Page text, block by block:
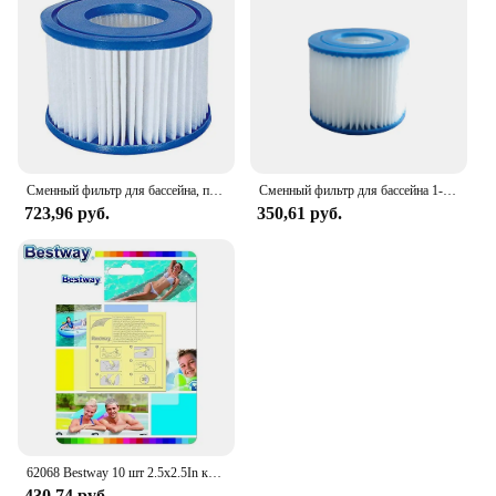
smallest particles, providing crystal-clear water that
is safe for swimming. With the necessary
components included in the set, installation is
straightforward, allowing you to enjoy your pool
without delay.
Сменный фильтр для бассейна, подходит для фильтров Bestway Flowclear размера VI Lay-Z-Spa - Miami Vegas
723,96 руб.
Сменный фильтр для бассейна 1-10 типа VI, мягкие резиновые наконечники, спа-фильтр, сменный многоразовый фильтр для бассейна Bestway/Flowclear
350,61 руб.
62068 Bestway 10 шт 2.5x2.5In клей ремонтный патч для пластикового бассейна, надувная лодка, коврик, диван, кровать 6,5x6,5 см сверхмощный патч